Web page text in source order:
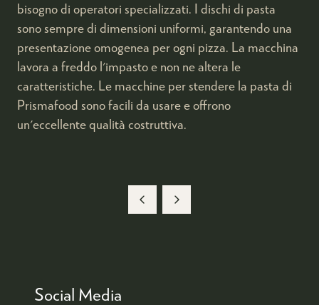
bisogno di operatori specializzati. I dischi di pasta
sono sempre di dimensioni uniformi, garantendo una
presentazione omogenea per ogni pizza. La macchina
lavora a freddo l'impasto e non ne altera le
caratteristiche. Le macchine per stendere la pasta di
Prismafood sono facili da usare e offrono
un'eccellente qualità costruttiva.
Social Media